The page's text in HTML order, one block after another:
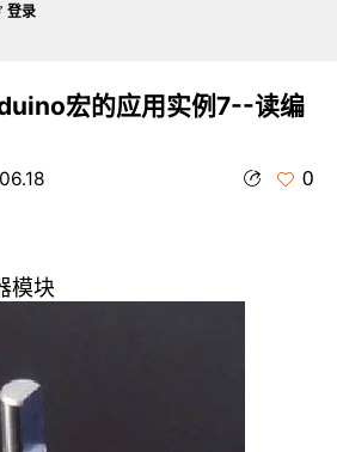
宏的应用实例7--读编
0
模块
登录